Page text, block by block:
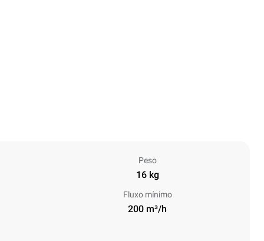
Peso
16 kg
Fluxo mínimo
200 m³/h